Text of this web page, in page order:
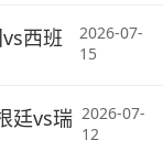
西班
2026-07-
15
廷vs瑞 2026-07-
12